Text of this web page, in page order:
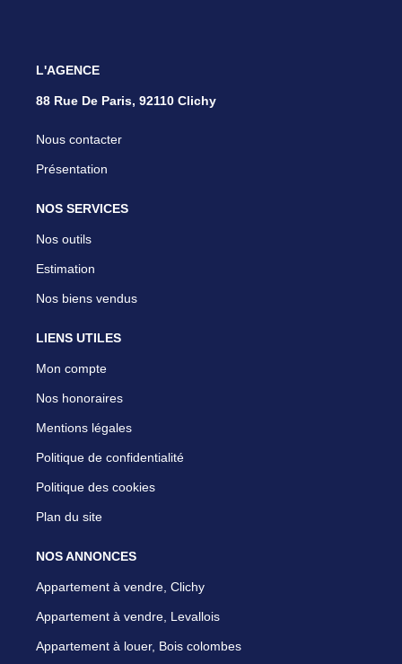
L'AGENCE
88 Rue De Paris, 92110 Clichy
Nous contacter
Présentation
NOS SERVICES
Nos outils
Estimation
Nos biens vendus
LIENS UTILES
Mon compte
Nos honoraires
Mentions légales
Politique de confidentialité
Politique des cookies
Plan du site
NOS ANNONCES
Appartement à vendre, Clichy
Appartement à vendre, Levallois
Appartement à louer, Bois colombes